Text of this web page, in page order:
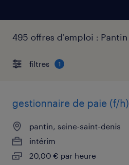
495 offres d'emploi : Pantin
filtres 1
gestionnaire de paie (f/h)
pantin, seine-saint-denis
intérim
20,00 € par heure